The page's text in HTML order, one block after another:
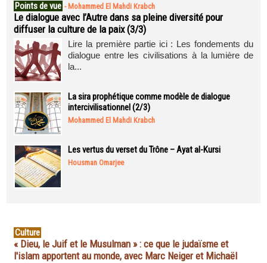
Points de vue - Mohammed El Mahdi Krabch
Le dialogue avec l’Autre dans sa pleine diversité pour
diffuser la culture de la paix (3/3)
Lire la première partie ici : Les fondements du
dialogue entre les civilisations à la lumière de
la...
La sira prophétique comme modèle de dialogue
intercivilisationnel (2/3)
Mohammed El Mahdi Krabch
Les vertus du verset du Trône – Ayat al-Kursi
Housman Omarjee
Culture
« Dieu, le Juif et le Musulman » : ce que le judaïsme et
l'islam apportent au monde, avec Marc Neiger et Michaël